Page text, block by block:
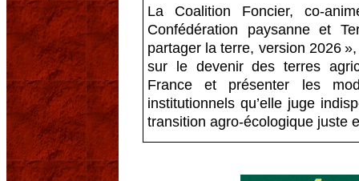
La Coalition Foncier, co-
Confédération paysanne et
partager la terre, version 2026
sur le devenir des terres
France et présenter les
institutionnels qu’elle juge
transition agro-écologique juste